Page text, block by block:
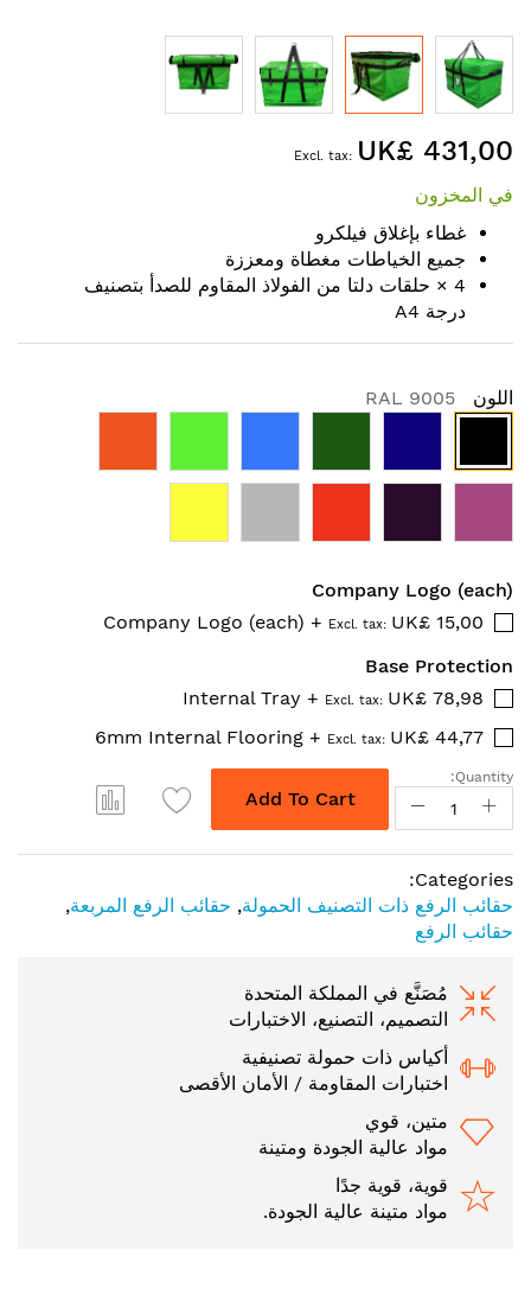
to
beginning
the
images
gallery
UK£ 431,00
في المخزون
غطاء بإغلاق فيلكرو
جميع الخياطات مغطاة ومعززة
4 × حلقات دلتا من الفولاذ المقاوم للصدأ بتصنيف
درجة A4
اللون RAL 9005
Company Logo (each)
Company Logo (each) +
UK£ 15,00
Base Protection
Internal Tray +
UK£ 78,98
6mm Internal Flooring + UK£ 44,77
Quantity:
Add To Cart
Categories:
حقائب الرفع ذات التصنيف الحمولة, حقائب الرفع المربعة,
حقائب الرفع
مُصَنَّع في المملكة المتحدة
التصميم، التصنيع، الاختبارات
أكياس ذات حمولة تصنيفية
اختبارات المقاومة / الأمان الأقصى
متين، قوي
مواد عالية الجودة ومتينة
قوية، قوية جدًا
مواد متينة عالية الجودة.